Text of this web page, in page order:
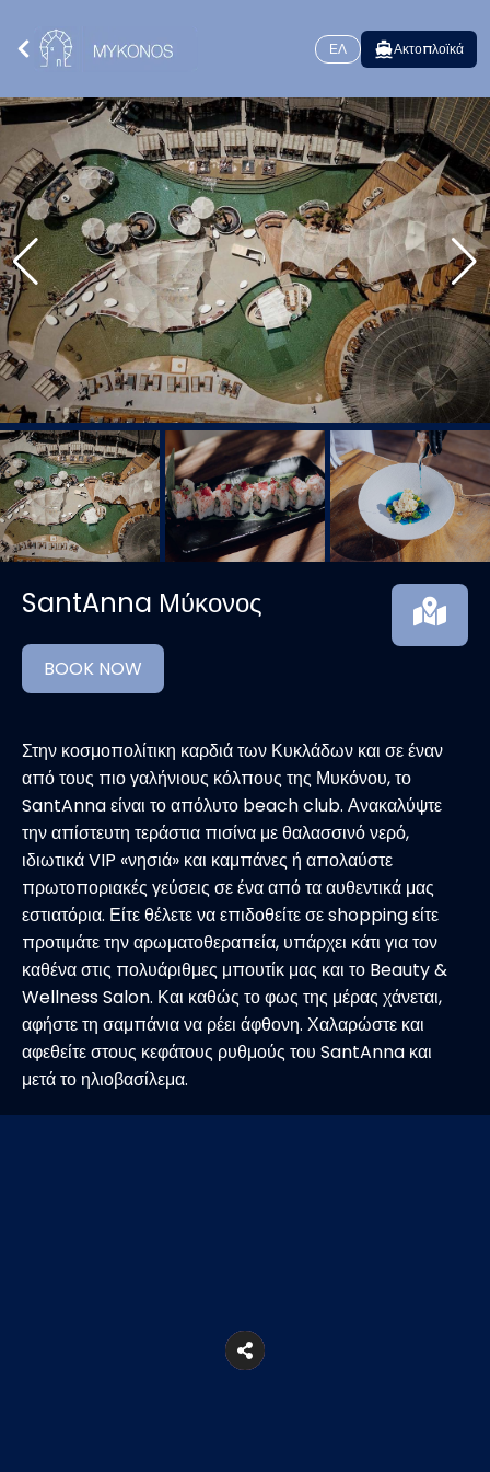
ΕΛ Ακτοπλοϊκά
SantAnna Μύκονος
BOOK NOW
Στην κοσμοπολίτικη καρδιά των Κυκλάδων και σε έναν
από τους πιο γαλήνιους κόλπους της Μυκόνου, το
SantAnna είναι το απόλυτο beach club. Ανακαλύψτε
την απίστευτη τεράστια πισίνα με θαλασσινό νερό,
ιδιωτικά VIP «νησιά» και καμπάνες ή απολαύστε
πρωτοποριακές γεύσεις σε ένα από τα αυθεντικά μας
εστιατόρια. Είτε θέλετε να επιδοθείτε σε shopping είτε
προτιμάτε την αρωματοθεραπεία, υπάρχει κάτι για τον
καθένα στις πολυάριθμες μπουτίκ μας και το Beauty &
Wellness Salon. Και καθώς το φως της μέρας χάνεται,
αφήστε τη σαμπάνια να ρέει άφθονη. Χαλαρώστε και
αφεθείτε στους κεφάτους ρυθμούς του SantAnna και
μετά το ηλιοβασίλεμα.